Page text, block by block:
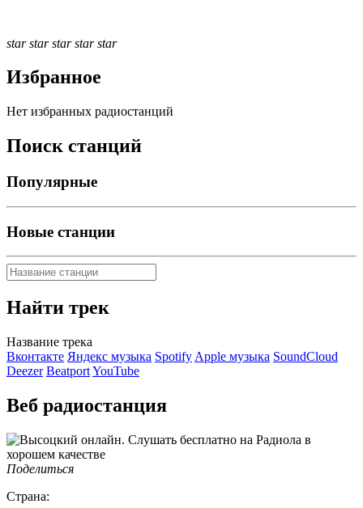
star star star star star
Избранное
Нет избранных радиостанций
Поиск станций
Популярные
Новые станции
Найти трек
Название трека
Вконтакте Яндекс музыка Spotify Apple музыка SoundCloud
Deezer BeatportYouTube
Веб радиостанция
Поделиться
Страна: